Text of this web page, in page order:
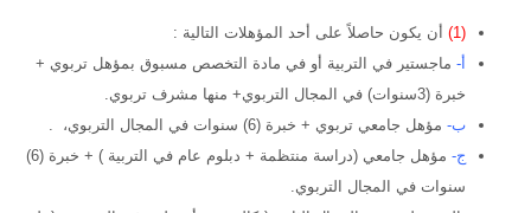
(1)
أن يكون حاصلاً على أحد المؤهلات التالية :
أ- ماجستير في التربية أو في مادة التخصص مسبوق بمؤهل تربوي +
خبرة (3سنوات) في المجال التربوي+ منها مشرف تربوي.
ب- مؤهل جامعي تربوي + خبرة (6) سنوات في المجال التربوي، .
ج-
مؤهل جامعي (دراسة منتظمة + دبلوم عام في التربية ) + خبرة (6)
سنوات في المجال التربوي.